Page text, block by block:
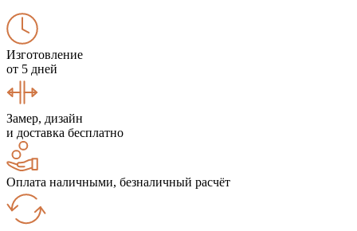
Изготовление
от 5 дней
Замер, дизайн
и доставка бесплатно
Оплата наличными, безналичный расчёт